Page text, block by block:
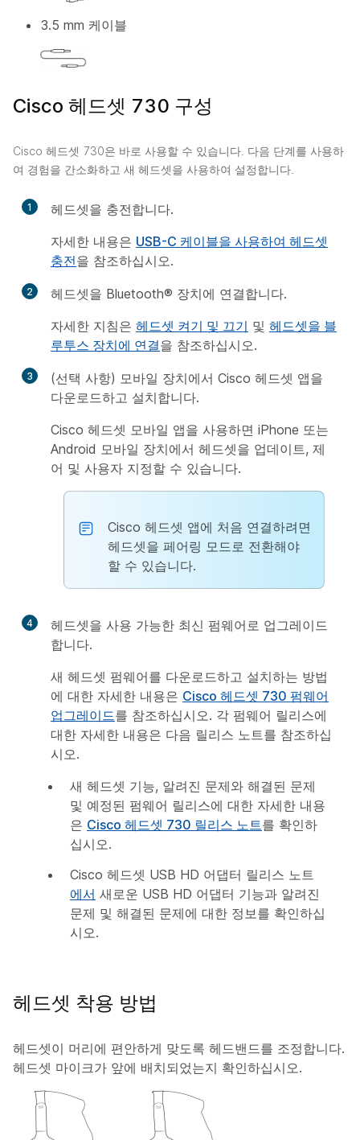
3.5 mm 케이블
Cisco 헤드셋 730 구성
Cisco 헤드셋 730은 바로 사용할 수 있습니다. 다음 단계를 사용하
여 경험을 간소화하고 새 헤드셋을 사용하여 설정합니다.
1
헤드셋을 충전합니다.
자세한 내용은 USB-C 케이블을 사용하여 헤드셋
충전을 참조하십시오.
2
헤드셋을 Bluetooth® 장치에 연결합니다.
자세한 지침은 헤드셋 켜기 및 끄기 및 헤드셋을 블
루투스 장치에 연결을 참조하십시오.
3
(선택 사항) 모바일 장치에서 Cisco 헤드셋 앱을
다운로드하고 설치합니다.
Cisco 헤드셋 모바일 앱을 사용하면 iPhone 또는
Android 모바일 장치에서 헤드셋을 업데이트, 제
어 및 사용자 지정할 수 있습니다.
Cisco 헤드셋 앱에 처음 연결하려면
헤드셋을 페어링 모드로 전환해야
할 수 있습니다.
4
헤드셋을 사용 가능한 최신 펌웨어로 업그레이드
합니다.
새 헤드셋 펌웨어를 다운로드하고 설치하는 방법
에 대한 자세한 내용은 Cisco 헤드셋 730 펌웨어
업그레이드를 참조하십시오. 각 펌웨어 릴리스에
대한 자세한 내용은 다음 릴리스 노트를 참조하십
시오.
새 헤드셋 기능, 알려진 문제와 해결된 문제
및 예정된 펌웨어 릴리스에 대한 자세한 내용
은 Cisco 헤드셋 730 릴리스 노트를 확인하
십시오.
Cisco 헤드셋 USB HD 어댑터 릴리스 노트
에서 새로운 USB HD 어댑터 기능과 알려진
문제 및 해결된 문제에 대한 정보를 확인하십
시오.
헤드셋 착용 방법
헤드셋이 머리에 편안하게 맞도록 헤드밴드를 조정합니다.
헤드셋 마이크가 앞에 배치되었는지 확인하십시오.